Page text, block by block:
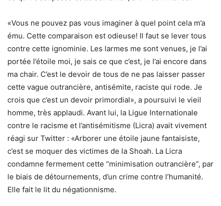
«Vous ne pouvez pas vous imaginer à quel point cela m’a
ému. Cette comparaison est odieuse! Il faut se lever tous
contre cette ignominie. Les larmes me sont venues, je l’ai
portée l’étoile moi, je sais ce que c’est, je l’ai encore dans
ma chair. C’est le devoir de tous de ne pas laisser passer
cette vague outrancière, antisémite, raciste qui rode. Je
crois que c’est un devoir primordial», a poursuivi le vieil
homme, très applaudi. Avant lui, la Ligue Internationale
contre le racisme et l’antisémitisme (Licra) avait vivement
réagi sur Twitter : «Arborer une étoile jaune fantaisiste,
c’est se moquer des victimes de la Shoah. La Licra
condamne fermement cette “minimisation outrancière”, par
le biais de détournements, d’un crime contre l’humanité.
Elle fait le lit du négationnisme.